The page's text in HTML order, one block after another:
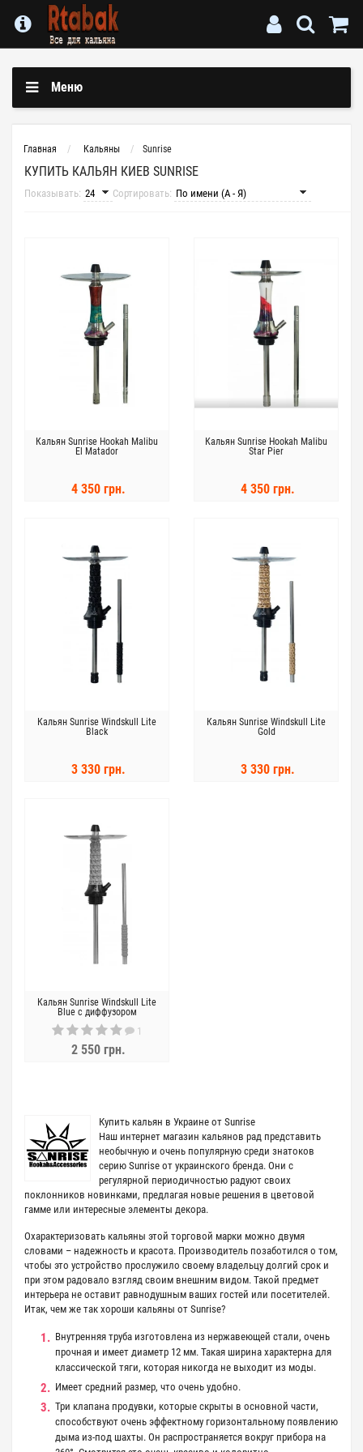
Меню
Главная Кальяны Sunrise
КУПИТЬ КАЛЬЯН КИЕВ SUNRISE
Показывать: Сортировать:
Кальян Sunrise Hookah Malibu
El Matador
4 350 грн.
Кальян Sunrise Hookah Malibu
Star Pier
4 350 грн.
Кальян Sunrise Windskull Lite
Black
3 330 грн.
Кальян Sunrise Windskull Lite
Gold
3 330 грн.
Кальян Sunrise Windskull Lite
Blue с диффузором
1
2 550 грн.
Купить кальян в Украине от Sunrise
Наш интернет магазин кальянов рад представить
необычную и очень популярную среди знатоков
серию Sunrise от украинского бренда. Они с
регулярной периодичностью радуют своих
поклонников новинками, предлагая новые решения в цветовой
гамме или интересные элементы декора.
Охарактеризовать кальяны этой торговой марки можно двумя
словами – надежность и красота. Производитель позаботился о том,
чтобы это устройство прослужило своему владельцу долгий срок и
при этом радовало взгляд своим внешним видом. Такой предмет
интерьера не оставит равнодушным ваших гостей или посетителей.
Итак, чем же так хороши кальяны от Sunrise?
Внутренняя труба изготовлена из нержавеющей стали, очень
прочная и имеет диаметр 12 мм. Такая ширина характерна для
классической тяги, которая никогда не выходит из моды.
Имеет средний размер, что очень удобно.
Три клапана продувки, которые скрыты в основной части,
способствуют очень эффектному горизонтальному появлению
дыма из-под шахты. Он распространяется вокруг прибора на